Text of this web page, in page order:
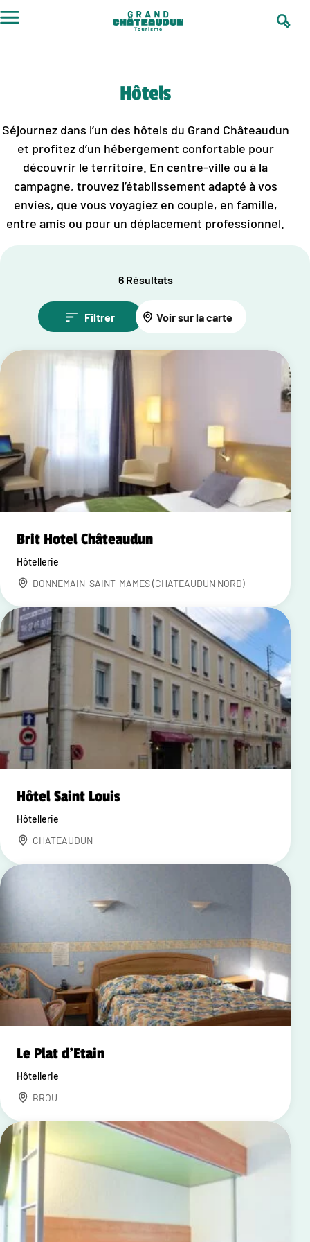
au
Hôtels
Séjournez dans l’un des hôtels du Grand Châteaudun
et profitez d’un hébergement confortable pour
découvrir le territoire. En centre-ville ou à la
campagne, trouvez l’établissement adapté à vos
envies, que vous voyagiez en couple, en famille,
entre amis ou pour un déplacement professionnel.
6 Résultats
Filtrer Voir sur la carte
Brit Hotel Châteaudun
Hôtellerie
DONNEMAIN-SAINT-MAMES (CHATEAUDUN NORD)
Hôtel Saint Louis
Hôtellerie
CHATEAUDUN
Le Plat d'Etain
Hôtellerie
BROU